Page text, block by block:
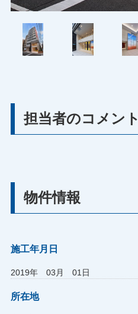
担当者のコメント
物件情報
施工年月日
2019年 03月 01日
所在地